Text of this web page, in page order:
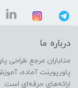
درباره ما
متاباران مرجع طراحی
ارائه‌های حرفه‌ای است.